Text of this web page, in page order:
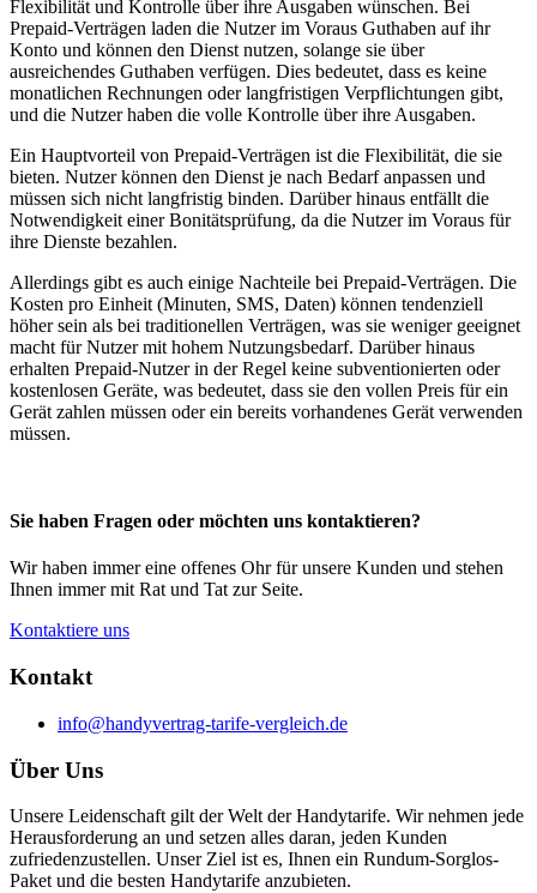
Flexibilität und Kontrolle über ihre Ausgaben wünschen. Bei
Prepaid-Verträgen laden die Nutzer im Voraus Guthaben auf ihr
Konto und können den Dienst nutzen, solange sie über
ausreichendes Guthaben verfügen. Dies bedeutet, dass es keine
monatlichen Rechnungen oder langfristigen Verpflichtungen gibt,
und die Nutzer haben die volle Kontrolle über ihre Ausgaben.
Ein Hauptvorteil von Prepaid-Verträgen ist die Flexibilität, die sie
bieten. Nutzer können den Dienst je nach Bedarf anpassen und
müssen sich nicht langfristig binden. Darüber hinaus entfällt die
Notwendigkeit einer Bonitätsprüfung, da die Nutzer im Voraus für
ihre Dienste bezahlen.
Allerdings gibt es auch einige Nachteile bei Prepaid-Verträgen. Die
Kosten pro Einheit (Minuten, SMS, Daten) können tendenziell
höher sein als bei traditionellen Verträgen, was sie weniger geeignet
macht für Nutzer mit hohem Nutzungsbedarf. Darüber hinaus
erhalten Prepaid-Nutzer in der Regel keine subventionierten oder
kostenlosen Geräte, was bedeutet, dass sie den vollen Preis für ein
Gerät zahlen müssen oder ein bereits vorhandenes Gerät verwenden
müssen.
Sie haben Fragen oder möchten uns kontaktieren?
Wir haben immer eine offenes Ohr für unsere Kunden und stehen
Ihnen immer mit Rat und Tat zur Seite.
Kontaktiere uns
Kontakt
info@handyvertrag-tarife-vergleich.de
Über Uns
Unsere Leidenschaft gilt der Welt der Handytarife. Wir nehmen jede
Herausforderung an und setzen alles daran, jeden Kunden
zufriedenzustellen. Unser Ziel ist es, Ihnen ein Rundum-Sorglos-
Paket und die besten Handytarife anzubieten.